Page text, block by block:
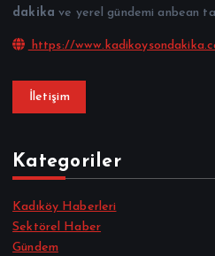
dakika ve yerel gündemi anbean
https://
İletişim
Kategoriler
Kadıköy Haberleri
Sektörel Haber
Gündem